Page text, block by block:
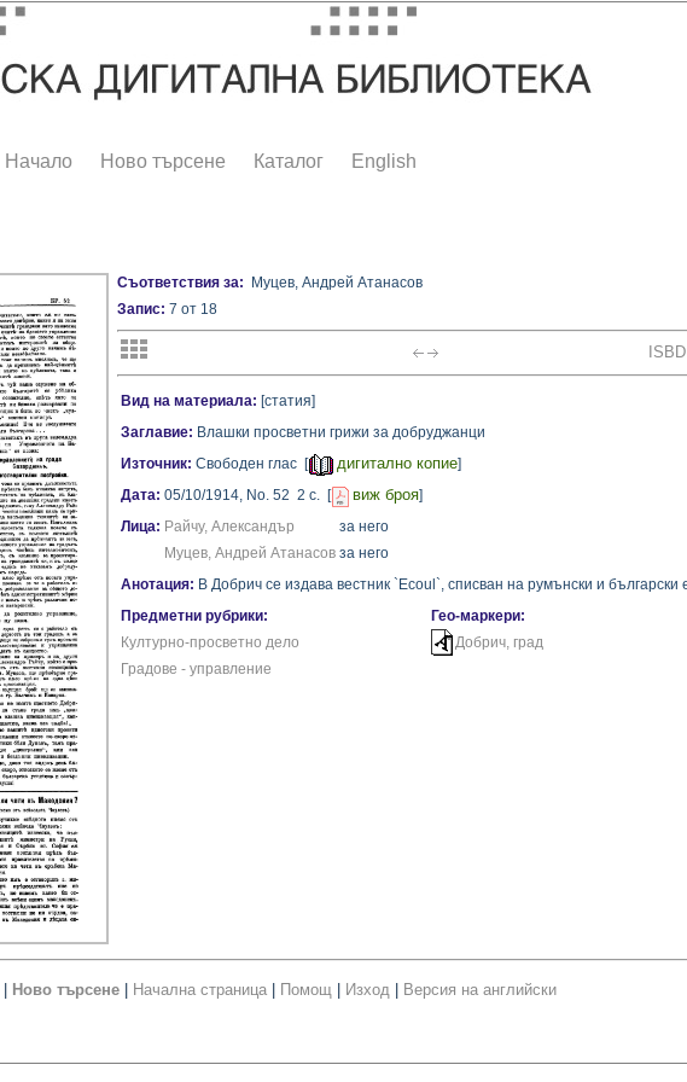
Начало Ново търсене Каталог English
Съответствия за: Муцев, Андрей Атанасов
Запис: 7 от 18
ISBD
Вид на материала: [статия]
Заглавие: Влашки просветни грижи за добруджанци
Източник: Свободен глас [ дигитално копие]
Дата: 05/10/1914, No. 52 2 с. [ виж броя]
Лица: Райчу, Александър
за него
Муцев, Андрей Атанасов за него
Анотация: В Добрич се издава вестник `Ecoul`, списван на румънски и български
Предметни рубрики:
Културно-просветно дело
Градове - управление
Гео-маркери:
Добрич, град
Ново търсене Начална страница Помощ Изход Версия на английски